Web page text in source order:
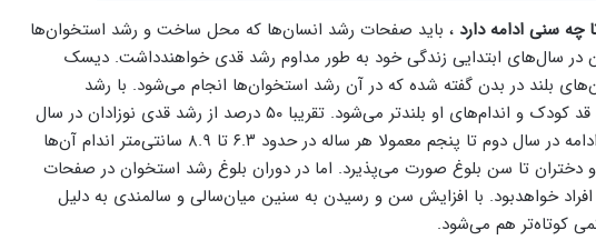
چه سنی ادامه دارد ، باید صفحات رشد انسان‌ها که محل ساخت و رشد استخوان‌ها
در سال‌های ابتدایی زندگی خود به طور مداوم رشد قدی خواهندداشت. دیسک
بلند در بدن گفته شده که در آن رشد استخوان‌ها انجام می‌شود. با رشد
استخوان‌ها در صفحات رشد کودک، قد کودک و اندام‌های او بلندتر می‌شود. تقریبا ۵۰ درصد از رشد قدی نوزادان در سال
اول زندگی آن‌ها انجام می‌شود. در ادامه در سال دوم تا پنجم معمولا هر ساله در حدود ۶.۳ تا ۸.۹ سانتی‌متر اندام آن‌ها
دختران تا سن بلوغ صورت می‌پذیرد. اما در دوران بلوغ رشد استخوان در صفحات
خواهدبود. با افزایش سن و رسیدن به سنین میان‌سالی و سالمندی به دلیل
کوتاه‌تر هم می‌شود.